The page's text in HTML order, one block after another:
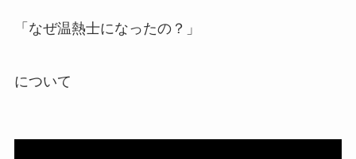
「なぜ温熱士になったの？」
について